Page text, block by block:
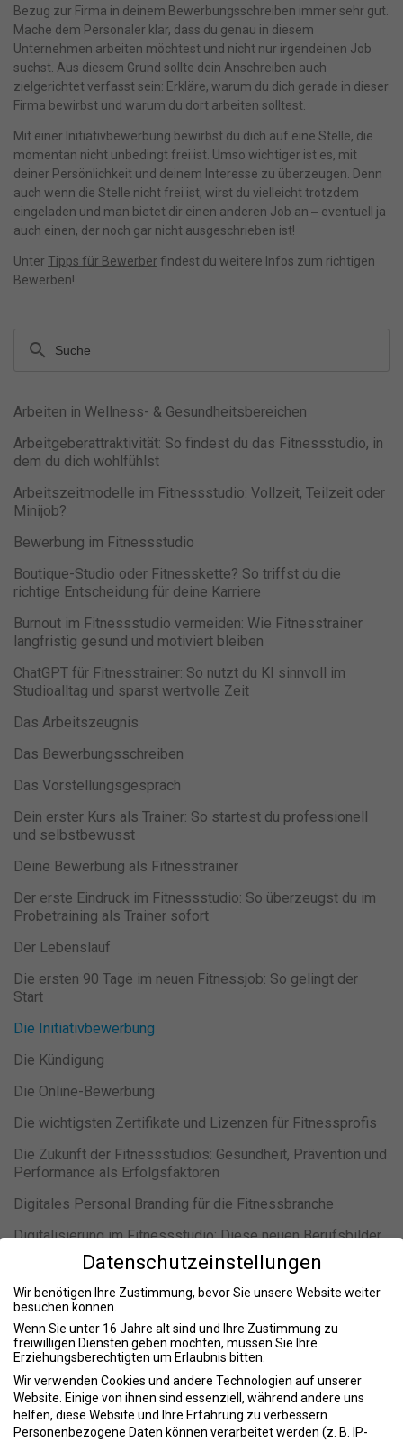
search
Arbeiten in Wellness- & Gesundheitsbereichen
Arbeitgeberattraktivität: So findest du das Fitnessstudio, in
dem du dich wohlfühlst
Arbeitszeitmodelle im Fitnessstudio: Vollzeit, Teilzeit oder
Minijob?
Bewerbung im Fitnessstudio
Boutique-Studio oder Fitnesskette? So triffst du die
richtige Entscheidung für deine Karriere
Burnout im Fitnessstudio vermeiden: Wie Fitnesstrainer
langfristig gesund und motiviert bleiben
ChatGPT für Fitnesstrainer: So nutzt du KI sinnvoll im
Studioalltag und sparst wertvolle Zeit
Das Arbeitszeugnis
Das Bewerbungsschreiben
Das Vorstellungsgespräch
Dein erster Kurs als Trainer: So startest du professionell
und selbstbewusst
Deine Bewerbung als Fitnesstrainer
Der erste Eindruck im Fitnessstudio: So überzeugst du im
Probetraining als Trainer sofort
Der Lebenslauf
Die ersten 90 Tage im neuen Fitnessjob: So gelingt der
Start
Die Initiativbewerbung
Die Kündigung
Die Online-Bewerbung
Die wichtigsten Zertifikate und Lizenzen für Fitnessprofis
Die Zukunft der Fitnessstudios: Gesundheit, Prävention und
Performance als Erfolgsfaktoren
Digitales Personal Branding für die Fitnessbranche
Digitalisierung im Fitnessstudio: Diese neuen Berufsbilder
solltest du kennen
Duales Studium im Fitnessbereich: So startest du deine
Karriere im Studio
Duales Studium im Fitnessstudio oder Ausbildung –
welcher Karriereweg passt besser zu dir?
Duales Studium Sport & Fitness: Leitfaden für
Fitnessstudios als Praxispartner
Ein Tag als Studioleiter im Fitnessstudio: So sieht der
Bezug zur Firma in deinem Bewerbungsschreiben immer sehr gut.
Mache dem Personaler klar, dass du genau in diesem
Unternehmen arbeiten möchtest und nicht nur irgendeinen Job
suchst. Aus diesem Grund sollte dein Anschreiben auch
zielgerichtet verfasst sein: Erkläre, warum du dich gerade in dieser
Firma bewirbst und warum du dort arbeiten solltest.
Mit einer Initiativbewerbung bewirbst du dich auf eine Stelle, die
momentan nicht unbedingt frei ist. Umso wichtiger ist es, mit
deiner Persönlichkeit und deinem Interesse zu überzeugen. Denn
auch wenn die Stelle nicht frei ist, wirst du vielleicht trotzdem
eingeladen und man bietet dir einen anderen Job an ‒ eventuell ja
auch einen, der noch gar nicht ausgeschrieben ist!
Unter Tipps für Bewerber findest du weitere Infos zum richtigen
Bewerben!
Datenschutzeinstellungen
Wir benötigen Ihre Zustimmung, bevor Sie unsere Website weiter
besuchen können.
Wenn Sie unter 16 Jahre alt sind und Ihre Zustimmung zu
freiwilligen Diensten geben möchten, müssen Sie Ihre
Erziehungsberechtigten um Erlaubnis bitten.
Wir verwenden Cookies und andere Technologien auf unserer
Website. Einige von ihnen sind essenziell, während andere uns
helfen, diese Website und Ihre Erfahrung zu verbessern.
Personenbezogene Daten können verarbeitet werden (z. B. IP-